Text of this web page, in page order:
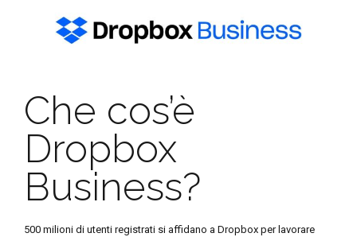
Che cos’è
Dropbox
Business?
500 milioni di utenti registrati si affidano a Dropbox per lavorare